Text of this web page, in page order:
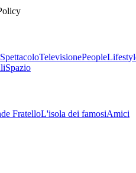
SpettacoloTelevisionePeople
Spazio
FratelloL'isola dei famosiAmici